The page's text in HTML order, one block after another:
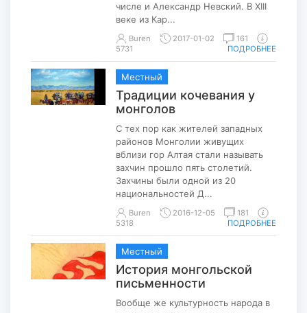
числе и Александр Невский. В XIII
веке из Кар...
Buren 2017-01-02
161
5731
ПОДРОБНЕЕ
Местный
Традиции кочевания у
монголов
С тех пор как жителей западных
районов Монголии живущих
вблизи гор Алтая стали называть
захчин прошло пять столетий.
Захчины были одной из 20
национальностей Д...
Buren 2016-12-05
181
5318
ПОДРОБНЕЕ
Местный
История монгольской
письменности
Вообще же культурность народа в